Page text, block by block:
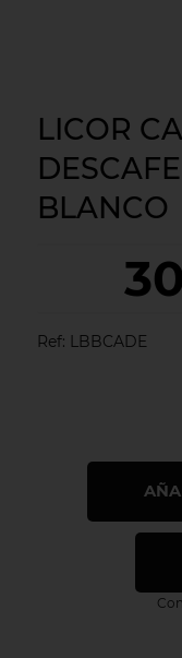
LICOR
BLANCO
Ref: LBBCADE